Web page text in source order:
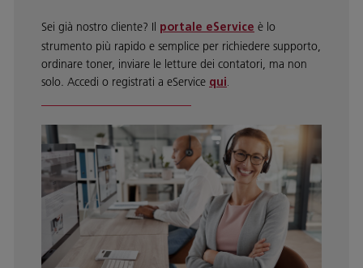
Sei già nostro cliente? Il portale eService è lo
strumento più rapido e semplice per richiedere supporto,
ordinare toner, inviare le letture dei contatori, ma non
solo. Accedi o registrati a eService qui.